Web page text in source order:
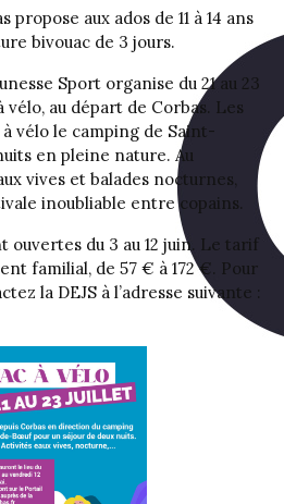
aux ados de 11 à 14 ans
bivouac de 3 jours.
Sport organise du 21 au 23
au départ de Corbas. Les
vélo le camping de Saint-
en pleine nature. Au
vives et balades nocturnes,
inoubliable entre copains.
du 3 au 12 juin. Le tarif
familial, de 57 € à 172 €. Pour
la DEJS à l’adresse suivante :